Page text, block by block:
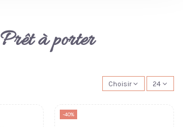
Prêt à porter
Choisir 24
-40%